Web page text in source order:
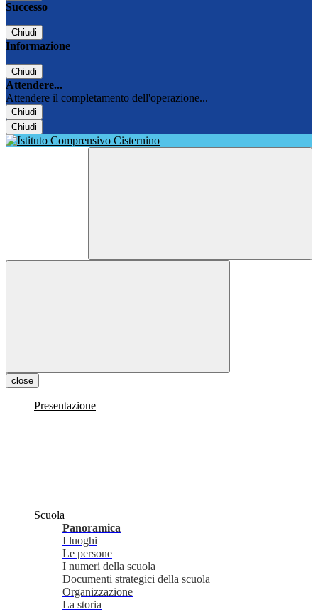
Successo
Chiudi
Informazione
Chiudi
Attendere...
Attendere il completamento dell'operazione...
Chiudi
Chiudi
close
Presentazione
Scuola
Panoramica
I luoghi
Le persone
I numeri della scuola
Documenti strategici della scuola
Organizzazione
La storia